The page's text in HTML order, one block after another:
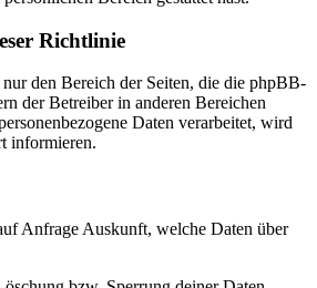
Richtlinie
den Bereich der Seiten, die die phpBB-
der Betreiber in anderen Bereichen
Daten verarbeitet, wird
informieren.
Anfrage Auskunft, welche Daten über